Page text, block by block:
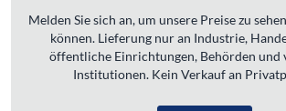
Melden Sie sich an, um unsere Preise zu
können. Lieferung nur an Industrie,
öffentliche Einrichtungen, Behörden und
Institutionen. Kein Verkauf an